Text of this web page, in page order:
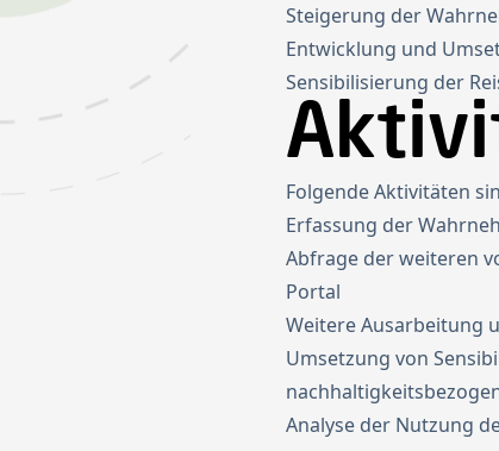
Steigerung der
Entwicklung und
Sensibilisierung der
Folgende Aktivitäten
Erfassung der
Abfrage der weiteren
Portal
Weitere Ausarbeitung
Umsetzung von
Analyse der Nutzung